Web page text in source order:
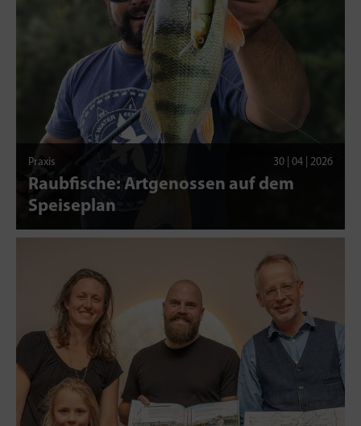
Praxis 30 | 04 | 2026
Raubfische: Artgenossen auf dem
Speiseplan